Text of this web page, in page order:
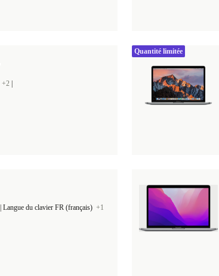
+2
Quantité limitée
Langue du clavier FR (français) +1